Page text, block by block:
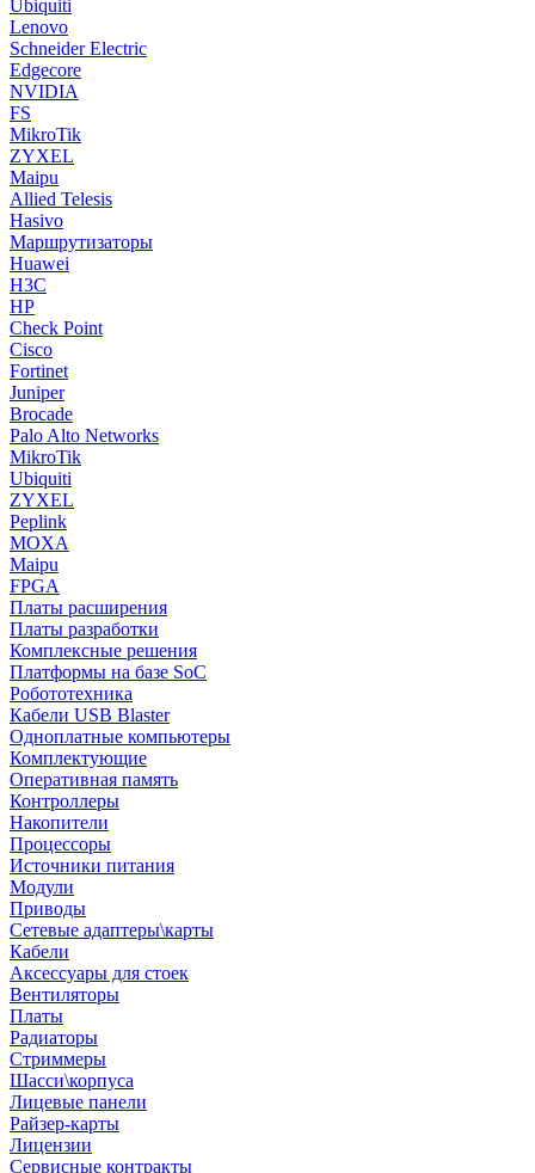
Ubiquiti
Lenovo
Schneider Electric
Edgecore
NVIDIA
FS
MikroTik
ZYXEL
Maipu
Allied Telesis
Hasivo
Маршрутизаторы
Huawei
H3C
HP
Check Point
Cisco
Fortinet
Juniper
Brocade
Palo Alto Networks
MikroTik
Ubiquiti
ZYXEL
Peplink
MOXA
Maipu
FPGA
Платы расширения
Платы разработки
Комплексные решения
Платформы на базе SoC
Робототехника
Кабели USB Blaster
Одноплатные компьютеры
Комплектующие
Оперативная память
Контроллеры
Накопители
Процессоры
Источники питания
Модули
Приводы
Сетевые адаптеры\карты
Кабели
Аксессуары для стоек
Вентиляторы
Платы
Радиаторы
Стриммеры
Шасси\корпуса
Лицевые панели
Райзер-карты
Лицензии
Сервисные контракты